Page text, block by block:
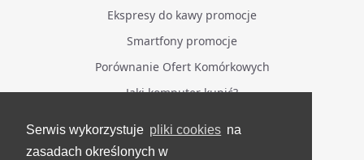
Serwis wykorzystuje pliki cookies na
zasadach określonych w
Ekspresy do kawy promocje
Smartfony promocje
Porównanie Ofert Komórkowych
Jaki komputer kupić?
BĄDŹ NA BIEŻĄCO